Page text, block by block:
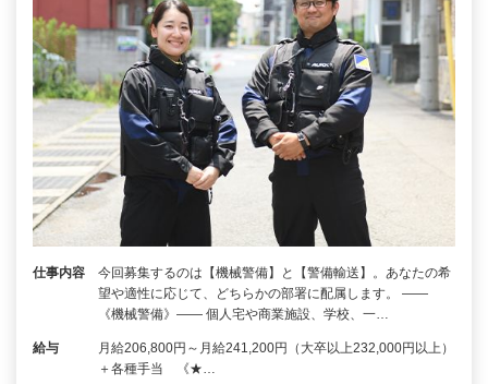
仕事内容
今回募集するのは【機械警備】と【警備輸送】。あなたの希
望や適性に応じて、どちらかの部署に配属します。 ――
《機械警備》―― 個人宅や商業施設、学校、一…
給与
月給206,800円～月給241,200円（大卒以上232,000円以上）
＋各種手当 《★…